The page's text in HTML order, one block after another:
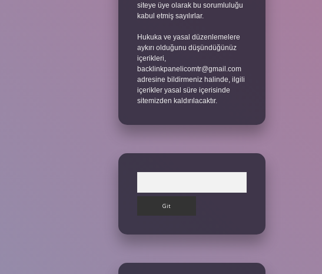
siteye üye olarak bu sorumluluğu
kabul etmiş sayılırlar.
Hukuka ve yasal düzenlemelere
aykırı olduğunu düşündüğünüz
içerikleri,
backlinkpanelicomtr@gmail.com
adresine bildirmeniz halinde, ilgili
içerikler yasal süre içerisinde
sitemizden kaldırılacaktır.